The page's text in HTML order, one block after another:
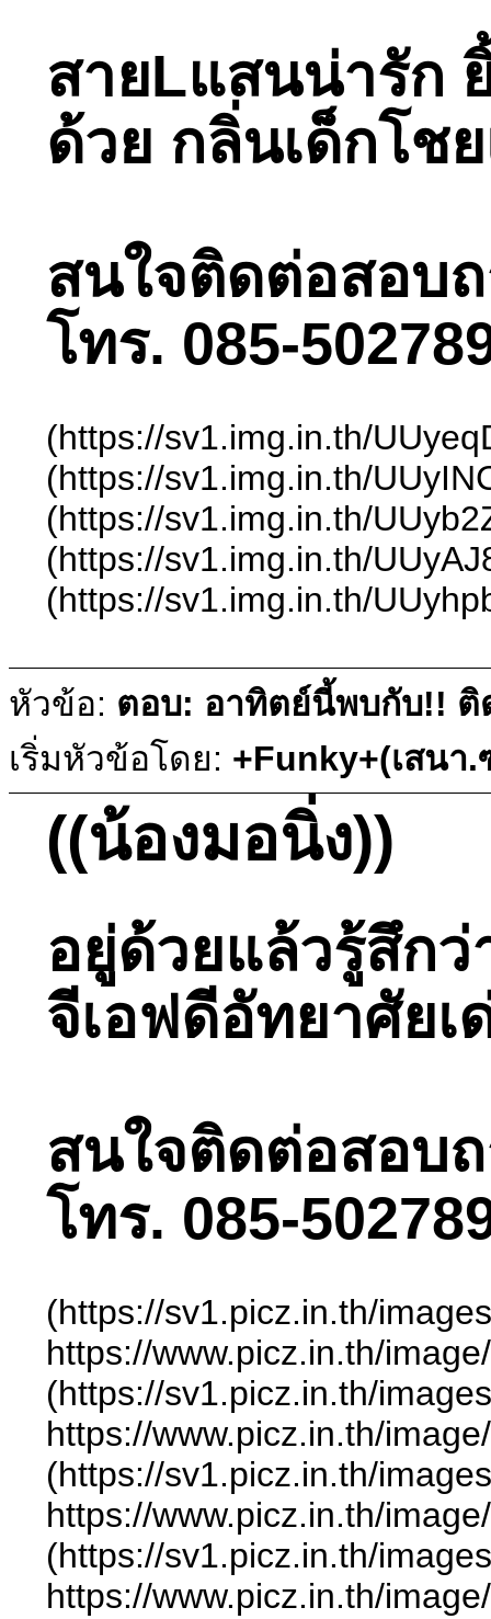
สายLแสนน่ารัก
ด้วย กลิ่นเด็กโช
สนใจติดต่อสอบ
โทร. 085-
(https://sv1.img.in.th/
(https://sv1.img.in.th/
(https://sv1.img.in.th/
(https://sv1.img.in.th/
(https://sv1.img.in.th/
หัวข้อ: ตอบ: อาทิตย์นี้พบกับ!! ติ
เริ่มหัวข้อโดย: +Funky+(เสนา
((น้องมอนิ่ง))
อยู่ด้วยแล้วรู้สึกว่
จีเอฟดีอัทยาศัย
สนใจติดต่อสอบ
โทร. 085-
(https://sv1.picz.in.th/
https://www.picz.in.th/
(https://sv1.picz.in.th/
https://www.picz.in.th/
(https://sv1.picz.in.th/
https://www.picz.in.th/
(https://sv1.picz.in.th/
https://www.picz.in.th/